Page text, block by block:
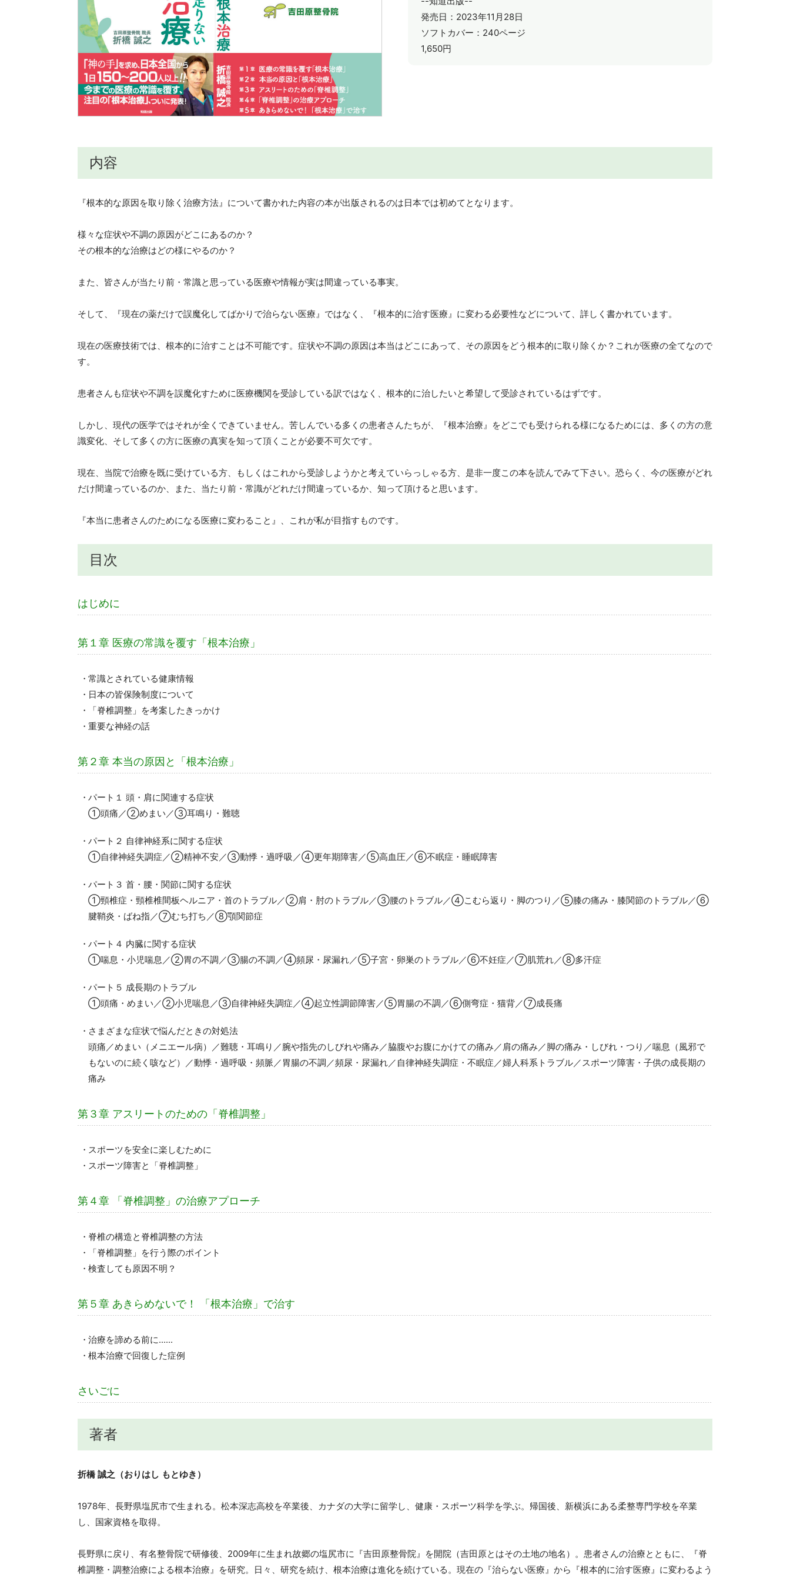
発売日：2023年11月28日
ソフトカバー：240ページ
1,650円
内容
『根本的な原因を取り除く治療方法』について書かれた内容の本が出版されるのは日本では初めてとなります。
様々な症状や不調の原因がどこにあるのか？
その根本的な治療はどの様にやるのか？
また、皆さんが当たり前・常識と思っている医療や情報が実は間違っている事実。
そして、『現在の薬だけで誤魔化してばかりで治らない医療』ではなく、『根本的に治す医療』に変わる必要性などについて、詳しく書かれています。
現在の医療技術では、根本的に治すことは不可能です。症状や不調の原因は本当はどこにあって、その原因をどう根本的に取り除くか？これが医療の全てなので
す。
患者さんも症状や不調を誤魔化すために医療機関を受診している訳ではなく、根本的に治したいと希望して受診されているはずです。
しかし、現代の医学ではそれが全くできていません。苦しんでいる多くの患者さんたちが、『根本治療』をどこでも受けられる様になるためには、多くの方の意
識変化、そして多くの方に医療の真実を知って頂くことが必要不可欠です。
現在、当院で治療を既に受けている方、もしくはこれから受診しようかと考えていらっしゃる方、是非一度この本を読んでみて下さい。恐らく、今の医療がどれ
だけ間違っているのか、また、当たり前・常識がどれだけ間違っているか、知って頂けると思います。
『本当に患者さんのためになる医療に変わること』、これが私が目指すものです。
目次
はじめに
第１章 医療の常識を覆す「根本治療」
常識とされている健康情報
日本の皆保険制度について
「脊椎調整」を考案したきっかけ
重要な神経の話
第２章 本当の原因と「根本治療」
パート１ 頭・肩に関連する症状
①頭痛／②めまい／③耳鳴り・難聴
パート２ 自律神経系に関する症状
①自律神経失調症／②精神不安／③動悸・過呼吸／④更年期障害／⑤高血圧／⑥不眠症・睡眠障害
パート３ 首・腰・関節に関する症状
①頸椎症・頸椎椎間板ヘルニア・首のトラブル／②肩・肘のトラブル／③腰のトラブル／④こむら返り・脚のつり／⑤膝の痛み・膝関節のトラブル／⑥
腱鞘炎・ばね指／⑦むち打ち／⑧顎関節症
パート４ 内臓に関する症状
①喘息・小児喘息／②胃の不調／③腸の不調／④頻尿・尿漏れ／⑤子宮・卵巣のトラブル／⑥不妊症／⑦肌荒れ／⑧多汗症
パート５ 成長期のトラブル
①頭痛・めまい／②小児喘息／③自律神経失調症／④起立性調節障害／⑤胃腸の不調／⑥側弯症・猫背／⑦成長痛
さまざまな症状で悩んだときの対処法
頭痛／めまい（メニエール病）／難聴・耳鳴り／腕や指先のしびれや痛み／脇腹やお腹にかけての痛み／肩の痛み／脚の痛み・しびれ・つり／喘息（風邪で
もないのに続く咳など）／動悸・過呼吸・頻脈／胃腸の不調／頻尿・尿漏れ／自律神経失調症・不眠症／婦人科系トラブル／スポーツ障害・子供の成長期の
痛み
第３章 アスリートのための「脊椎調整」
スポーツを安全に楽しむために
スポーツ障害と「脊椎調整」
第４章 「脊椎調整」の治療アプローチ
脊椎の構造と脊椎調整の方法
「脊椎調整」を行う際のポイント
検査しても原因不明？
第５章 あきらめないで！ 「根本治療」で治す
治療を諦める前に......
根本治療で回復した症例
さいごに
著者
折橋 誠之（おりはし もとゆき）
1978年、長野県塩尻市で生まれる。松本深志高校を卒業後、カナダの大学に留学し、健康・スポーツ科学を学ぶ。帰国後、新横浜にある柔整専門学校を卒業
し、国家資格を取得。
長野県に戻り、有名整骨院で研修後、2009年に生まれ故郷の塩尻市に『吉田原整骨院』を開院（吉田原とはその土地の地名）。患者さんの治療とともに、『脊
椎調整・調整治療による根本治療』を研究。日々、研究を続け、根本治療は進化を続けている。現在の『治らない医療』から『根本的に治す医療』に変わるよう